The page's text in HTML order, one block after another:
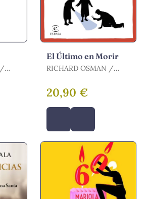
El Último en Morir
RICHARD OSMAN /
20,90 €